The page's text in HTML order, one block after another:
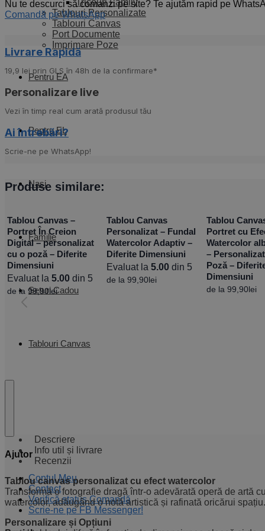
Tricouri Family
Tablouri Personalizate
Tablouri Canvas
Port Documente
Imprimare Poze
Pentru EA
Pentru EL
Nași
Familie
Seturi Cadou
Tablouri Canvas
Ajutor
Contul Meu
Contact
Verifică status Comandă
Scrie-ne pe FB Messenger!
Nu te descurci să comanzi pe site? Te ajutăm rapid pe
Comandă pe WhatsApp
Livrare Rapidă​
19,9 lei prin GLS în 48h de la confirmare*
Personalizare live
Vezi în timp real cum arată produsul tău
Ai întrebări?
Scrie-ne pe WhatsApp!
Produse similare:
Tablou Canvas –
Portret În Creion
Digital – personalizat
cu o poză – Diferite
Dimensiuni
Evaluat la 5.00 din 5
de la 99,90lei
Tablou Canvas
Personalizat – Fundal
Watercolor Adaptiv –
Diferite Dimensiuni
Evaluat la5.00 din 5
de la99,90lei
Tablou
Portret cu
Watercolor
–
Poză –
Dimensiuni
de la 99,90lei
Descriere
Info util și livrare
Recenzii
Tablou canvas personalizat cu efect watercolor
Transformă o fotografie dragă într-o adevărată operă de artă
watercolor, adăugând o notă artistică și rafinată oricărui
Personalizare și Opțiuni